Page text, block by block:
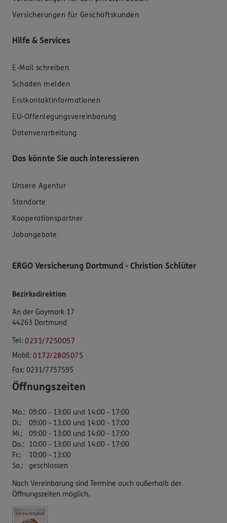
Versicherungen für Geschäftskunden
Hilfe & Services
E-Mail schreiben
Schaden melden
Erstkontaktinformationen
EU-Offenlegungsvereinbarung
Datenverarbeitung
Das könnte Sie auch interessieren
Unsere Agentur
Standorte
Kooperationspartner
Jobangebote
ERGO Versicherung Dortmund - Christian Schlüter
Bezirksdirektion
An der Goymark 17
44263 Dortmund
Tel: 0231/7250057
Mobil: 0172/2805075
Fax: 0231/7757595
Öffnungszeiten
Mo.: 09:00 - 13:00 und 14:00 - 17:00
Di.:
09:00 - 13:00 und 14:00 - 17:00
Mi.:
09:00 - 13:00 und 14:00 - 17:00
Do.:
10:00 - 13:00 und 14:00 - 17:00
Fr.:
10:00 - 13:00
Sa.: geschlossen
Nach Vereinbarung sind Termine auch außerhalb der
Öffnungszeiten möglich.